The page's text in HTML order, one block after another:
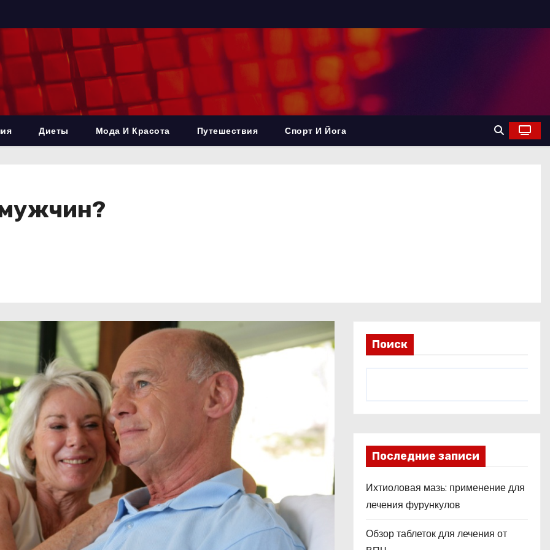
Диеты Мода И Красота Путешествия Спорт И Йога
Поиск
Последние записи
Ихтиоловая мазь: применение для
лечения фурункулов
Обзор таблеток для лечения от